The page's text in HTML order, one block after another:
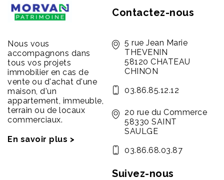
Nous vous
accompagnons dans
tous vos projets
immobilier en cas de
vente ou d'achat d'une
maison, d'un
appartement, immeuble,
terrain ou de locaux
commerciaux.
En savoir plus >
Contactez-nous
5 rue Jean Marie
THEVENIN
58120 CHATEAU
CHINON
03.86.85.12.12
20 rue du Commerce
58330 SAINT
SAULGE
03.86.68.03.87
Suivez-nous